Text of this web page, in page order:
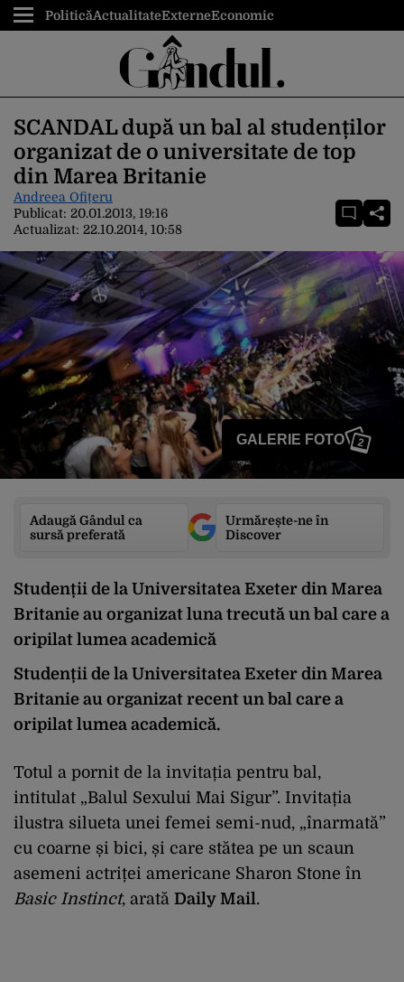
PoliticăActualitateExterneEconomic
SCANDAL după un bal al studenților
organizat de o universitate de top
din Marea Britanie
Andreea Ofițeru
Publicat: 20.01.2013, 19:16
Actualizat: 22.10.2014, 10:58
GALERIE FOTO 2
Adaugă Gândul ca
sursă preferată
Urmărește-ne în
Discover
Studenții de la Universitatea Exeter din Marea
Britanie au organizat luna trecută un bal care a
oripilat lumea academică
Studenții de la Universitatea Exeter din Marea
Britanie au organizat recent un bal care a
oripilat lumea academică.
Totul a pornit de la invitația pentru bal,
intitulat „Balul Sexului Mai Sigur”. Invitația
ilustra silueta unei femei semi-nud, „înarmată”
cu coarne și bici, și care stătea pe un scaun
asemeni actriței americane Sharon Stone în
Basic Instinct, arată Daily Mail.